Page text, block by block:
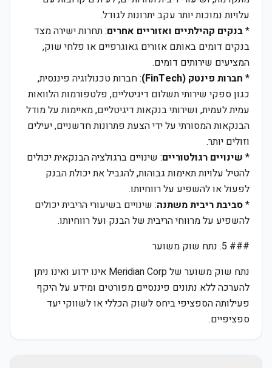
עלויות נמוכות יותר עקב יתרונות לגודל.
*בנקים קהילתיים ואזוריים אחרים: תחרות ישירה מצד
בנקים דומים באותם אזורים גאוגרפיים או פלחי שוק,
המציעים שירותים דומים.
* חברות פינטק (FinTech)
: חברות טכנולוגיה פיננסית,
כגון ספקי שירותי תשלום דיגיטליים, פלטפורמות הלוואות
עמית לעמית, ושירותי בנקאות דיגיטליים, מאיימות על מודל
הבנקאות המסורתי על ידי הצעת פתרונות חדשניים, יעילים
וזולים יותר.
* שינויים רגולטוריים: שינויים ברגולציה הבנקאית יכולים
להטיל עלויות תאימות גבוהות, להגביל את יכולת הבנק
לפעול או להשפיע על רווחיותו.
*סביבת ריבית משתנה: שינויים בשיעורי הריבית יכולים
להשפיע על מרווחי הריבית של הבנק ועל רווחיותו.
### 5. נתח שוק משוער
נתח שוק משוער של Meridian Corp אינו ידוע ואינו ניתן
להערכה ללא נתונים פיננסיים מפורטים ומידע על היקף
פעילותה הספציפי ביחס לשוק הכללי או לשווקי יעד
ספציפיים.